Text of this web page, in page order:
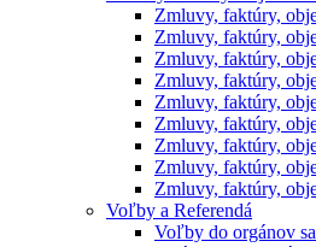
Zmluvy, faktúry,
Zmluvy, faktúry,
Zmluvy, faktúry,
Zmluvy, faktúry,
Zmluvy, faktúry,
Zmluvy, faktúry,
Zmluvy, faktúry,
Zmluvy, faktúry,
Zmluvy, faktúry,
Voľby a Referendá
Voľby do orgánov